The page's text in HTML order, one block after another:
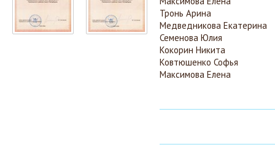
Тронь Арина
Медведникова Екатерина
Семенова Юлия
Кокорин Никита
Ковтюшенко Софья
Максимова Елена